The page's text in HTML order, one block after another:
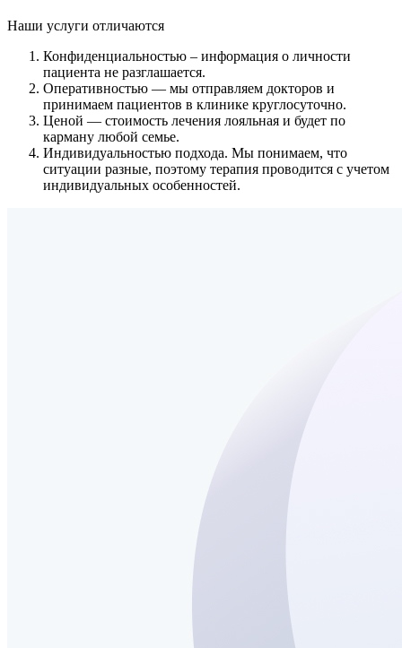
Наши услуги отличаются
Конфиденциальностью – информация о личности
пациента не разглашается.
Оперативностью — мы отправляем докторов и
принимаем пациентов в клинике круглосуточно.
Ценой — стоимость лечения лояльная и будет по
карману любой семье.
Индивидуальностью подхода. Мы понимаем, что
ситуации разные, поэтому терапия проводится с учетом
индивидуальных особенностей.